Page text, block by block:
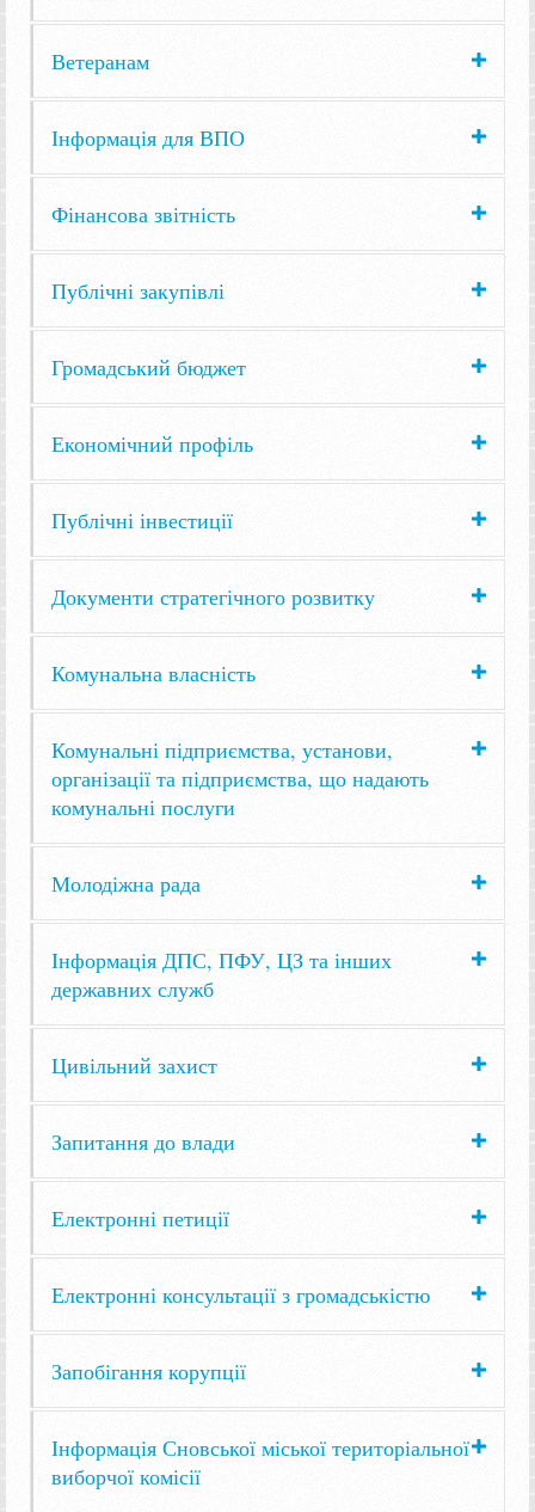
Ветеранам
Інформація для ВПО
Фінансова звітність
Публічні закупівлі
Громадський бюджет
Економічний профіль
Публічні інвестиції
Документи стратегічного розвитку
Комунальна власність
Комунальні підприємства, установи,
організації та підприємства, що надають
комунальні послуги
Молодіжна рада
Інформація ДПС, ПФУ, ЦЗ та інших
державних служб
Цивільний захист
Запитання до влади
Електронні петиції
Електронні консультації з громадськістю
Запобігання корупції
Інформація Сновської міської територіальної
виборчої комісії